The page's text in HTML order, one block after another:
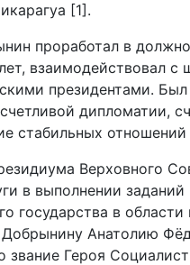
[1].
проработал в
взаимодействовал с
президентами.
дипломатии,
стабильных
Верховного
в выполнении
государства в
Добрынину Анатолию
звание Героя